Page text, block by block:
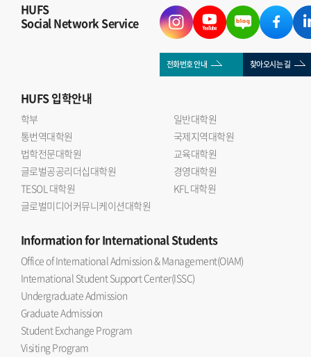
HUFS
Social Network Service
전화번호 안내 찾아오시는 길
HUFS입학안내
학부
일반대학원
통번역대학원
국제지역대학원
법학전문대학원
교육대학원
글로벌공공리더십대학원
경영대학원
TESOL 대학원
KFL 대학원
글로벌미디어커뮤니케이션대학원
Informationfor International Students
Office of International Admission & Management(OIAM)
International Student Support Center(ISSC)
Undergraduate Admission
Graduate Admission
Student Exchange Program
Visiting Program